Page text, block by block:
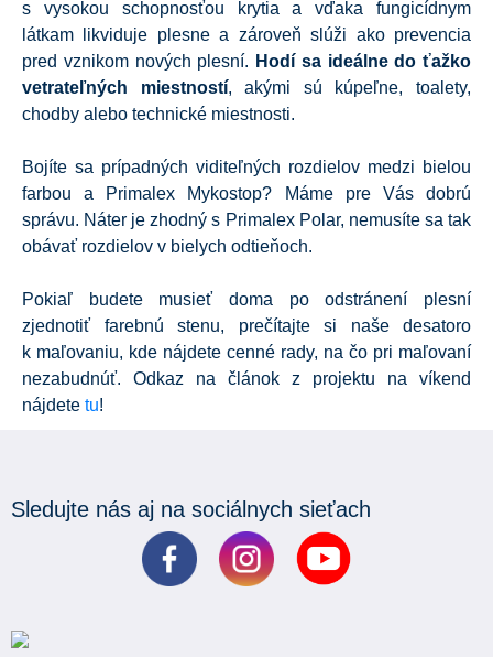
s vysokou schopnosťou krytia a vďaka fungicídnym
látkam likviduje plesne a zároveň slúži ako prevencia
pred vznikom nových plesní. Hodí sa ideálne do ťažko
vetrateľných miestností, akými sú kúpeľne, toalety,
chodby alebo technické miestnosti.
Bojíte sa prípadných viditeľných rozdielov medzi bielou
farbou a Primalex Mykostop? Máme pre Vás dobrú
správu. Náter je zhodný s Primalex Polar, nemusíte sa tak
obávať rozdielov v bielych odtieňoch.
Pokiaľ budete musieť doma po odstránení plesní
zjednotiť farebnú stenu, prečítajte si naše desatoro
k maľovaniu, kde nájdete cenné rady, na čo pri maľovaní
nezabudnúť. Odkaz na článok z projektu na víkend
nájdete tu!
Sledujte nás aj na sociálnych sieťach